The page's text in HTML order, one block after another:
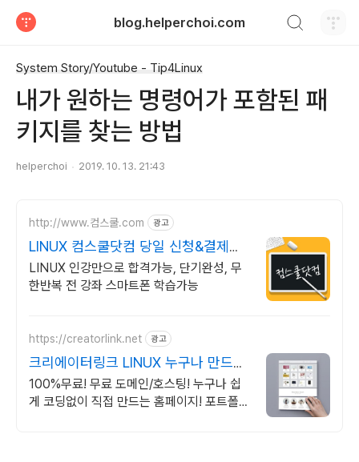
blog.helperchoi.com
System Story/Youtube - Tip4Linux
내가 원하는 명령어가 포함된 패
키지를 찾는 방법
helperchoi 2019. 10. 13. 21:43
http://www.컴스쿨.com 광고
LINUX 컴스쿨닷컴 당일 신청&결제시
기프티콘!
LINUX 인강만으로 합격가능, 단기완성, 무
한반복 전 강좌 스마트폰 학습가능
https://creatorlink.net 광고
크리에이터링크 LINUX 누구나 만드는
홈페이지
100%무료! 무료 도메인/호스팅! 누구나 쉽
게 코딩없이 직접 만드는 홈페이지! 포트폴리